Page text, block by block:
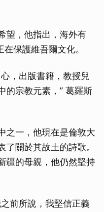
望，他指出，海外有
保護維吾爾文化。
，出版書籍，教授兒
的宗教元素，” 葛羅斯
之一，他現在是倫敦大
關於其故土的詩歌。
疆的母親，他仍然堅持
前所說，我堅信正義